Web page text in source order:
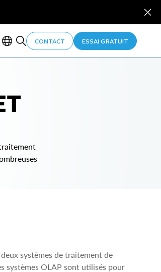
CONTACT ESSAI GRATUIT
systèmes de traitement de
systèmes OLAP sont utilisés pour